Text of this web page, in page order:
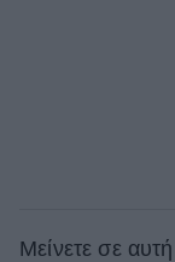
Μείνετε σε